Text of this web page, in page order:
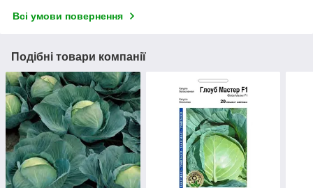
Всі умови повернення
Подібні товари компанії